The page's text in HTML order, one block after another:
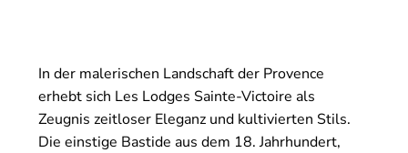
In der malerischen Landschaft der Provence
erhebt sich Les Lodges Sainte-Victoire als
Zeugnis zeitloser Eleganz und kultivierten Stils.
Die einstige Bastide aus dem 18. Jahrhundert,